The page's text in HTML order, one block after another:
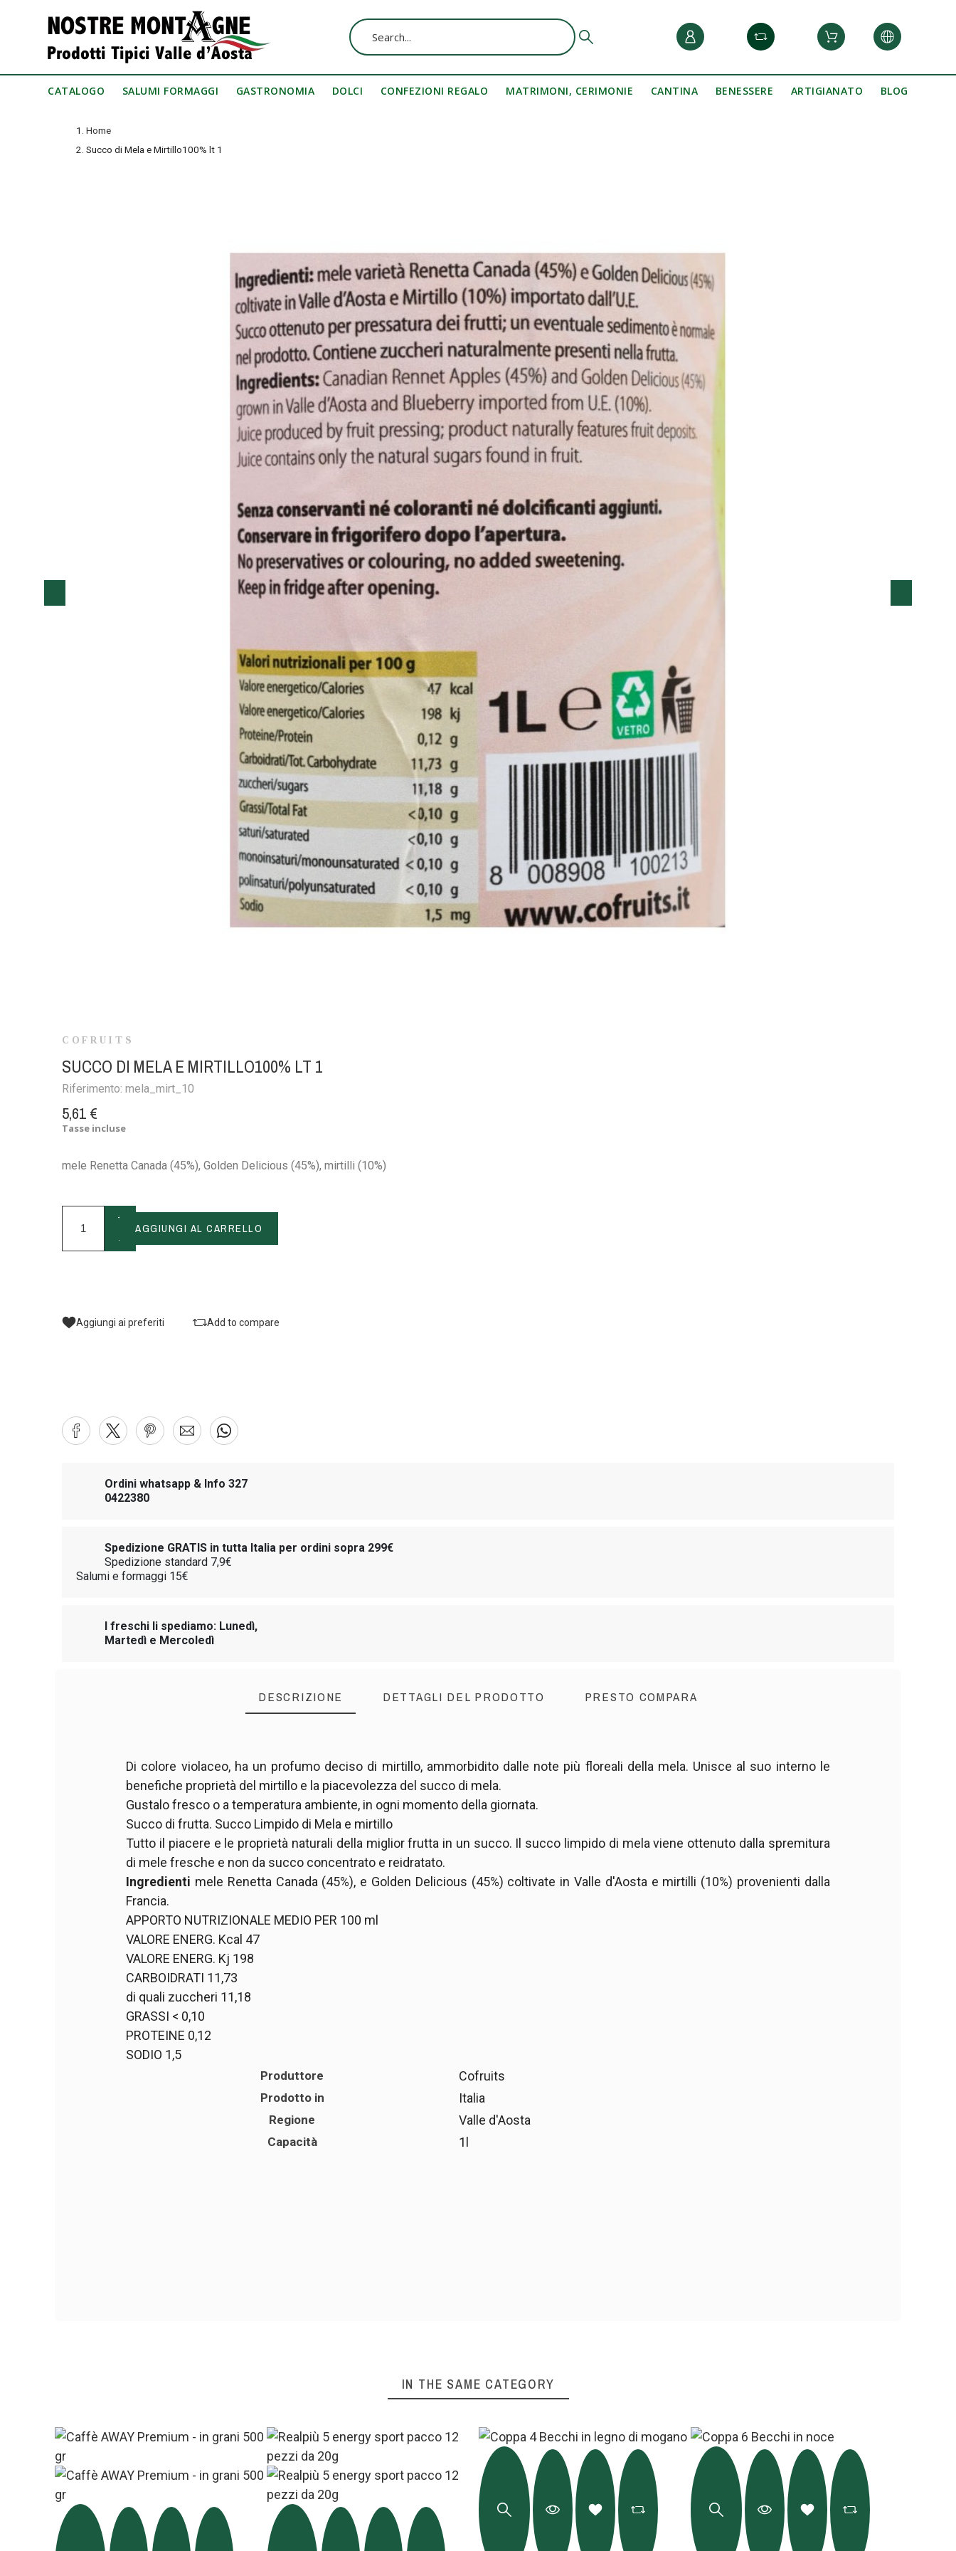
CATALOGO SALUMI FORMAGGI GASTRONOMIA DOLCI CONFEZIONI REGALO MATRIMONI, CERIMONIE CANTINA BENESSERE ARTIGIANATO BLOG
Home
Succo di Mela e Mirtillo100% lt 1
COFRUITS
SUCCO DI MELA E MIRTILLO100% LT 1
Riferimento:mela_mirt_10
5,61 €
Tasse incluse
mele Renetta Canada (45%), Golden Delicious (45%), mirtilli (10%)
+
-
AGGIUNGI AL CARRELLO
Aggiungi ai preferiti Add to compare
Ordini whatsapp & Info 327
0422380
Spedizione GRATIS in tutta Italia per ordini sopra 299€
Spedizione standard 7,9€
Salumi e formaggi 15€
I freschi li spediamo: Lunedì,
Martedì e Mercoledì
DESCRIZIONE DETTAGLI DEL PRODOTTO PRESTO COMPARA
Di colore violaceo, ha un profumo deciso di mirtillo, ammorbidito dalle note più floreali della mela. Unisce al suo interno le
benefiche proprietà del mirtillo e la piacevolezza del succo di mela.
Gustalo fresco o a temperatura ambiente, in ogni momento della giornata.
Succo di frutta. Succo Limpido di Mela e mirtillo
Tutto il piacere e le proprietà naturali della miglior frutta in un succo. Il succo limpido di mela viene ottenuto dalla spremitura
di mele fresche e non da succo concentrato e reidratato.
Ingredienti mele Renetta Canada (45%), e Golden Delicious (45%) coltivate in Valle d'Aosta e mirtilli (10%) provenienti dalla
Francia.
APPORTO NUTRIZIONALE MEDIO PER 100 ml
VALORE ENERG. Kcal 47
VALORE ENERG. Kj 198
CARBOIDRATI 11,73
di quali zuccheri 11,18
GRASSI < 0,10
PROTEINE 0,12
SODIO 1,5
Produttore Cofruits
Prodotto in Italia
Regione Valle d'Aosta
Capacità 1l
IN THE SAME CATEGORY